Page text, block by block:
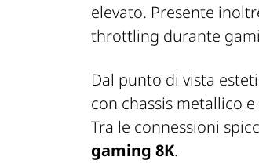
elevato. Presente
throttling durante
Dal punto di vista
con chassis metallico
Tra le connessioni
gaming 8K.